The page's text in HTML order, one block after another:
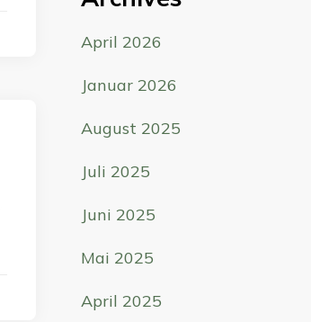
April 2026
Januar 2026
August 2025
Juli 2025
Juni 2025
Mai 2025
April 2025